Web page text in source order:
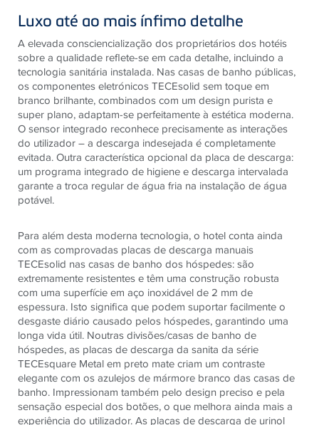
Luxo até ao mais ínfimo detalhe
A elevada consciencialização dos proprietários dos hotéis
sobre a qualidade reflete-se em cada detalhe, incluindo a
tecnologia sanitária instalada. Nas casas de banho públicas,
os componentes eletrónicos TECEsolid sem toque em
branco brilhante, combinados com um design purista e
super plano, adaptam-se perfeitamente à estética moderna.
O sensor integrado reconhece precisamente as interações
do utilizador – a descarga indesejada é completamente
evitada. Outra característica opcional da placa de descarga:
um programa integrado de higiene e descarga intervalada
garante a troca regular de água fria na instalação de água
potável.
Para além desta moderna tecnologia, o hotel conta ainda
com as comprovadas placas de descarga manuais
TECEsolid nas casas de banho dos hóspedes: são
extremamente resistentes e têm uma construção robusta
com uma superfície em aço inoxidável de 2 mm de
espessura. Isto significa que podem suportar facilmente o
desgaste diário causado pelos hóspedes, garantindo uma
longa vida útil. Noutras divisões/casas de banho de
hóspedes, as placas de descarga da sanita da série
TECEsquare Metal em preto mate criam um contraste
elegante com os azulejos de mármore branco das casas de
banho. Impressionam também pelo design preciso e pela
sensação especial dos botões, o que melhora ainda mais a
experiência do utilizador. As placas de descarga de urinol